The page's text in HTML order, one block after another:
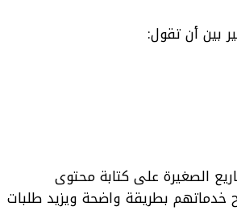
بين أن تقول:
الصغيرة على كتابة محتوى
بطريقة واضحة ويزيد طلبات